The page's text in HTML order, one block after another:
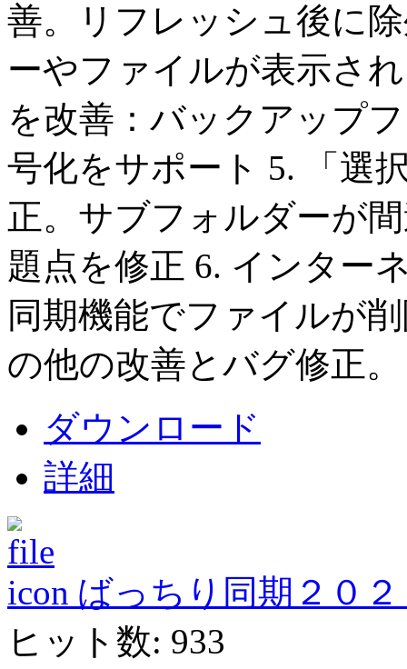
善。リフレッシュ後に
ーやファイルが表示さ
を改善：バックアップ
号化をサポート 5. 「選
正。サブフォルダーが
題点を修正 6. インター
同期機能でファイルが
の他の改善とバグ修正。
ダウンロード
詳細
ばっちり同期２０２
ヒット数: 933